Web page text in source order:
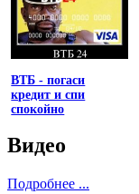
ВТБ - погаси
кредит и спи
спокойно
Видео
Подробнее ...